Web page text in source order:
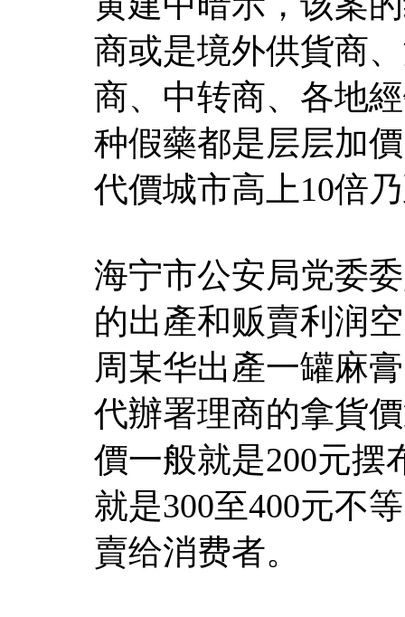
商或是境外供貨商
商、中转商、各地
种假藥都是层层加
代價城市高上10倍
海宁市公安局党委
的出產和贩賣利润
周某华出產一罐麻
代辦署理商的拿貨
價一般就是200元摆
就是300至400元不
賣给消费者。